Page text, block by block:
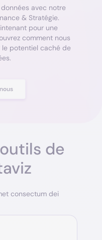
avec notre
& Stratégie.
pour une
comment nous
le potentiel caché de
de
consectum dei